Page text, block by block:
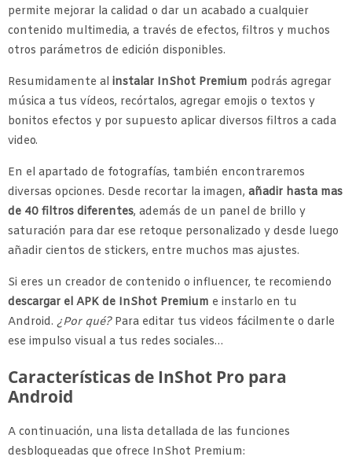
permite mejorar la calidad o dar un acabado a cualquier
contenido multimedia, a través de efectos, filtros y muchos
otros parámetros de edición disponibles.
Resumidamente al instalar InShot Premium podrás agregar
música a tus vídeos, recórtalos, agregar emojis o textos y
bonitos efectos y por supuesto aplicar diversos filtros a cada
video.
En el apartado de fotografías, también encontraremos
diversas opciones. Desde recortar la imagen, añadir hasta mas
de 40 filtros diferentes, además de un panel de brillo y
saturación para dar ese retoque personalizado y desde luego
añadir cientos de stickers, entre muchos mas ajustes.
Si eres un creador de contenido o influencer, te recomiendo
descargar el APK de InShot Premium e instarlo en tu
Android. ¿Por qué? Para editar tus videos fácilmente o darle
ese impulso visual a tus redes sociales…
Características de InShot Pro para
Android
A continuación, una lista detallada de las funciones
desbloqueadas que ofrece InShot Premium: